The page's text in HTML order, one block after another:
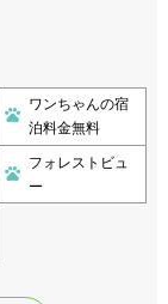
ワンちゃんの宿
泊料金無料
フォレストビュ
ー